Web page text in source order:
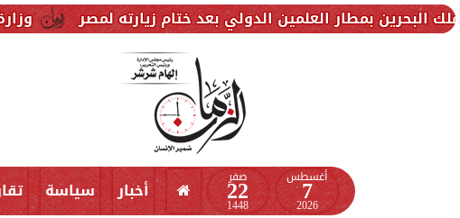
وزارة التضامن تطلق الدولي بعد ختام زيارته لمصر
أغسطس
7
2026
صفر
22
1448
أخبار سياسة